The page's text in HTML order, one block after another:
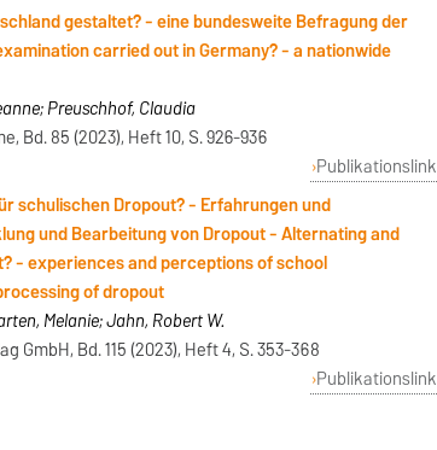
gestaltet? - eine bundesweite Befragung der
carried out in Germany? - a nationwide
Preuschhof, Claudia
Bd. 85 (2023), Heft 10, S. 926-936
Publikationslink
schulischen Dropout? - Erfahrungen und
und Bearbeitung von Dropout - Alternating and
- experiences and perceptions of school
of dropout
Melanie; Jahn, Robert W.
GmbH, Bd. 115 (2023), Heft 4, S. 353-368
Publikationslink